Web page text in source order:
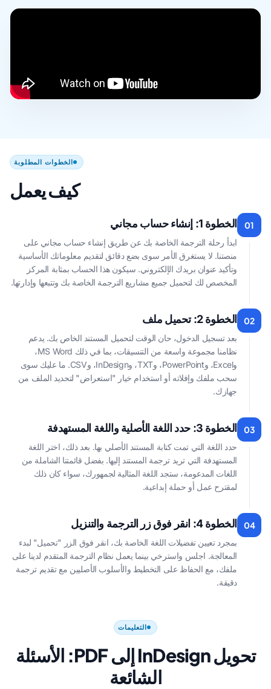
الخطوات المطلوبة
كيف يعمل
01 الخطوة 1: إنشاء حساب مجاني
ابدأ رحلة الترجمة الخاصة بك عن طريق إنشاء حساب مجاني على
منصتنا. لا يستغرق الأمر سوى بضع دقائق لتقديم معلوماتك الأساسية
وتأكيد عنوان بريدك الإلكتروني. سيكون هذا الحساب بمثابة المركز
المخصص لك لتحميل جميع مشاريع الترجمة الخاصة بك وتتبعها وإدارتها.
02 الخطوة 2: تحميل ملف
بعد تسجيل الدخول، حان الوقت لتحميل المستند الخاص بك. يدعم
نظامنا مجموعة واسعة من التنسيقات، بما في ذلك MS Word،
وExcel، وPowerPoint، وTXT، وInDesign، وCSV. ما عليك سوى
سحب ملفك وإفلاته أو استخدام خيار "استعراض" لتحديد الملف من
جهازك.
03 الخطوة 3: حدد اللغة الأصلية واللغة المستهدفة
حدد اللغة التي تمت كتابة المستند الأصلي بها. بعد ذلك، اختر اللغة
المستهدفة التي تريد ترجمة المستند إليها. بفضل قائمتنا الشاملة من
اللغات المدعومة، ستجد اللغة المثالية لجمهورك، سواء كان ذلك
لمقترح عمل أو حملة إبداعية.
04 الخطوة 4: انقر فوق زر الترجمة والتنزيل
بمجرد تعيين تفضيلات اللغة الخاصة بك، انقر فوق الزر "تحميل" لبدء
المعالجة. اجلس واسترخي بينما يعمل نظام الترجمة المتقدم لدينا على
ملفك، مع الحفاظ على التخطيط والأسلوب الأصليين مع تقديم ترجمة
دقيقة.
التعليمات
تحويل InDesign إلى PDF: الأسئلة
الشائعة